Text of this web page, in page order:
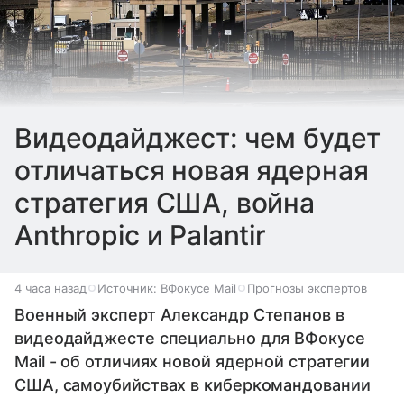
Видеодайджест: чем будет
отличаться новая ядерная
стратегия США, война
Anthropic и Palantir
4 часа назад Источник: ВФокусе Mail Прогнозы экспертов
Военный эксперт Александр Степанов в
видеодайджесте специально для ВФокусе
Mail - об отличиях новой ядерной стратегии
США, самоубийствах в киберкомандовании